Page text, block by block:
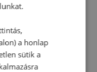
a honlap
sütik a